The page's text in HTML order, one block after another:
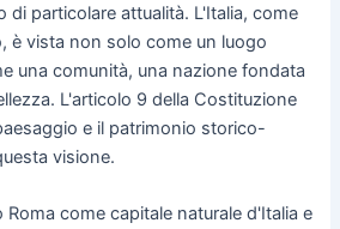
di particolare attualità. L'Italia, come
è vista non solo come un luogo
una comunità, una nazione fondata
L'articolo 9 della Costituzione
e il patrimonio storico-
visione.
come capitale naturale d'Italia e